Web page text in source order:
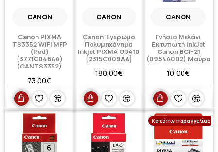
CANON
Canon PIXMA
TS3352 WiFi MFP
(Red)
(3771C046AA)
(CANTS3352)
73,00€
CANON
Canon Έγχρωμο
Πολυμηχάνημα
Inkjet PIXMA G3410
[2315C009AA]
180,00€
CANON
Γνήσιο Μελάνι
Εκτυπωτή InkJet
Canon BCI-21
(0954A002) Μαύρο
10,00€
Κατόπιν παραγγελίας